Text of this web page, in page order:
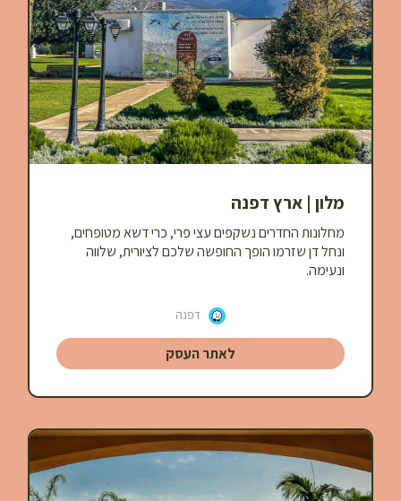
מלון | ארץ דפנה
מחלונות החדרים נשקפים עצי פרי, כרי דשא מטופחים,
ונחל דן שזרמו הופך החופשה שלכם לציורית, שלווה
ונעימה.
דפנה
לאתר העסק